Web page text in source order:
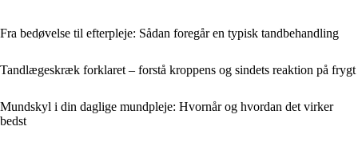
Fra bedøvelse til efterpleje: Sådan foregår en typisk tandbehandling
Tandlægeskræk forklaret – forstå kroppens og sindets reaktion på frygt
Mundskyl i din daglige mundpleje: Hvornår og hvordan det virker
bedst